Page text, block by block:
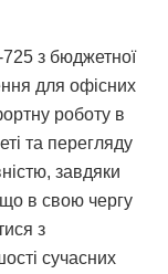
з бюджетної
для офісних
роботу в
та перегляду
завдяки
в свою чергу
з
сучасних